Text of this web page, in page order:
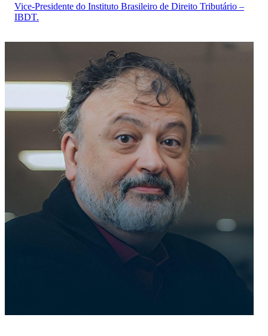
Vice-Presidente do Instituto Brasileiro de Direito Tributário –
IBDT.